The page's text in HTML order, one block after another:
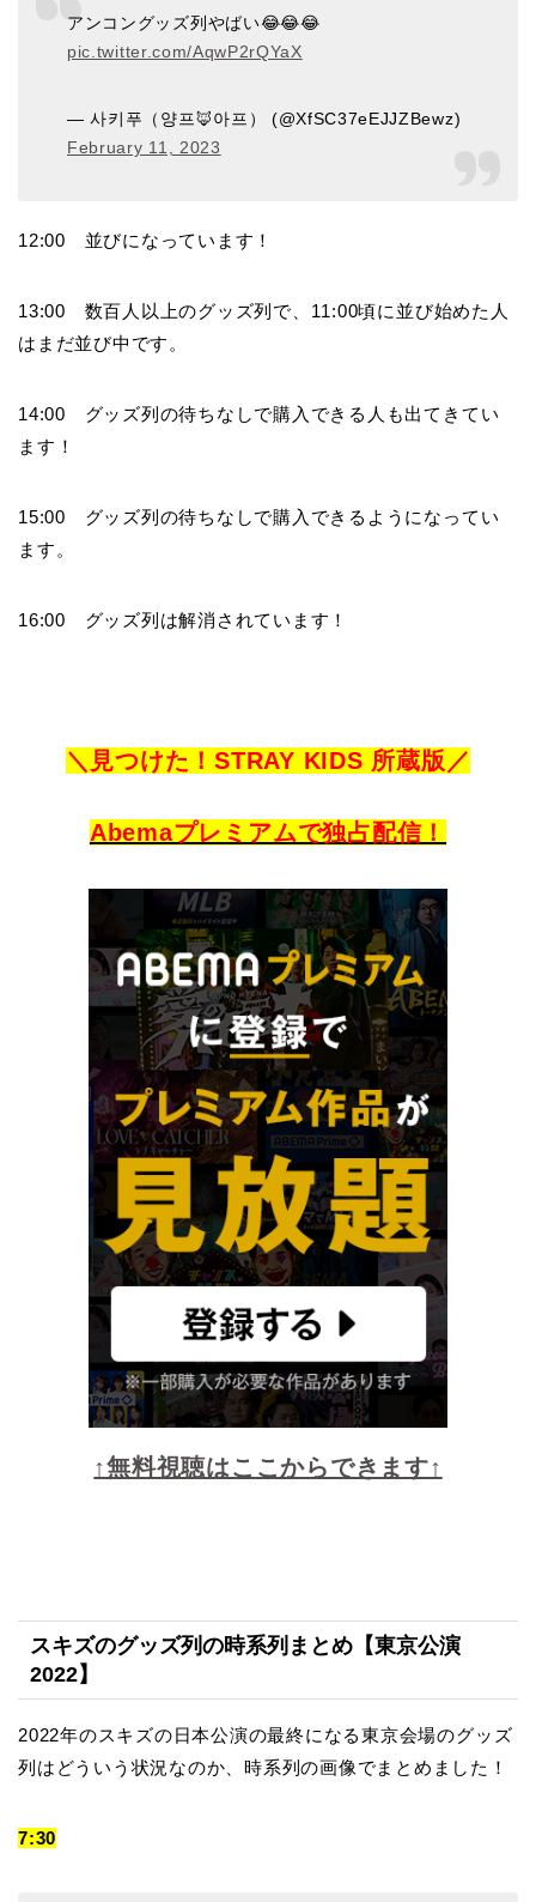
アンコングッズ列やばい😂😂😂
pic.twitter.com/AqwP2rQYaX
— 사키푸（양프🦊아프） (@XfSC37eEJJZBewz)
February 11, 2023
12:00 並びになっています！
13:00 数百人以上のグッズ列で、11:00頃に並び始めた人
はまだ並び中です。
14:00 グッズ列の待ちなしで購入できる人も出てきてい
ます！
15:00 グッズ列の待ちなしで購入できるようになってい
ます。
16:00 グッズ列は解消されています！
＼見つけた！STRAY KIDS 所蔵版／
Abemaプレミアムで独占配信！
↑無料視聴はここからできます↑
スキズのグッズ列の時系列まとめ【東京公演
2022】
2022年のスキズの日本公演の最終になる東京会場のグッズ
列はどういう状況なのか、時系列の画像でまとめました！
7:30